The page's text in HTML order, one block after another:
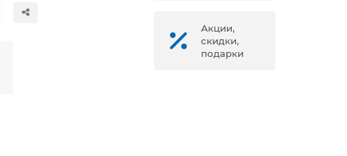
Акции,
скидки,
подарки